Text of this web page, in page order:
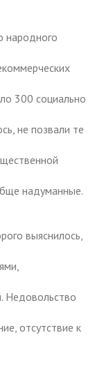
народного
300 социально
не позвали те
надуманные.
выяснилось,
Недовольство
отсутствие к